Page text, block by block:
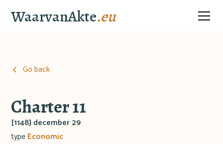
WaarvanAkte.eu
Go back
Charter 11
[1148] december 29
typeEconomic